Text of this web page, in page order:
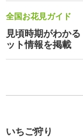
全国お花見ガイド
見頃時期がわか
ット情報を掲載
いちご狩り